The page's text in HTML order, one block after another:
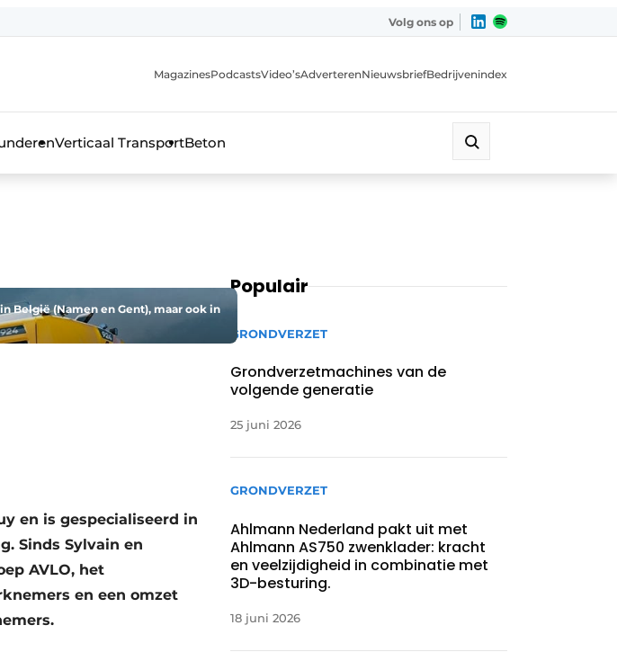
Volg ons op
MagazinesPodcastsVideo’sAdverterenNieuwsbriefBedrijvenindex
Verticaal TransportBeton
België (Namen en Gent), maar ook in
en is gespecialiseerd in
Sinds Sylvain en
AVLO, het
en een omzet
Populair
GRONDVERZET
Grondverzetmachines van de
volgende generatie
25 juni 2026
GRONDVERZET
Ahlmann Nederland pakt uit met
Ahlmann AS750 zwenklader: kracht
en veelzijdigheid in combinatie met
3D-besturing.
18 juni 2026